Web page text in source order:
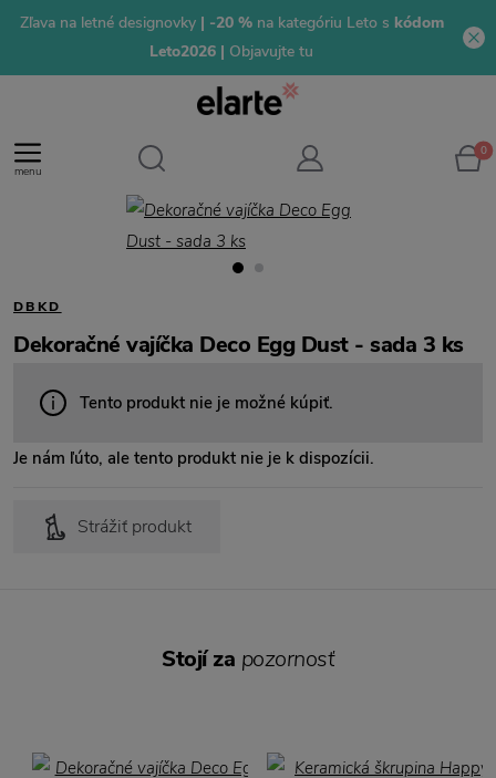
Zľava na letné designovky| -20 % na kategóriu Leto s kódom
Leto2026 | Objavujte tu
menu
0
DBKD
Dekoračné vajíčka Deco Egg Dust - sada 3 ks
Tento produkt nie je možné kúpiť.
Je nám ľúto, ale tento produkt nie je k dispozícii.
Strážiť produkt
Stojí za pozornosť